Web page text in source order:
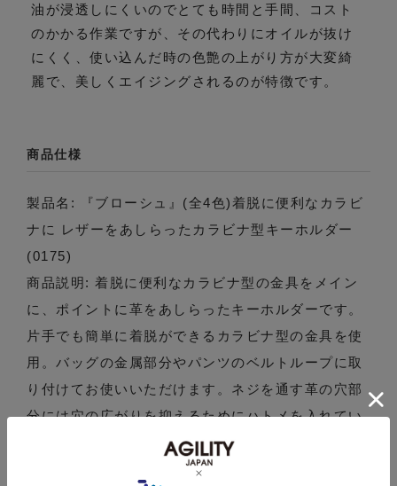
油が浸透しにくいのでとても時間と手間、コスト
のかかる作業ですが、その代わりにオイルが抜け
にくく、使い込んだ時の色艶の上がり方が大変綺
麗で、美しくエイジングされるのが特徴です。
商品仕様
製品名: 『ブローシュ』(全4色)着脱に便利なカラビ
ナに レザーをあしらったカラビナ型キーホルダー
(0175)
商品説明: 着脱に便利なカラビナ型の金具をメイン
に、ポイントに革をあしらったキーホルダーです。
片手でも簡単に着脱ができるカラビナ型の金具を使
用。バッグの金属部分やパンツのベルトループに取
り付けてお使いいただけます。ネジを通す革の穴部
分には穴の広がりを抑えるためにハトメを入れてい
ます。先端の25mmのキーリングには20mmのキー
リングが1つと16mmのキーリングが2つついていま